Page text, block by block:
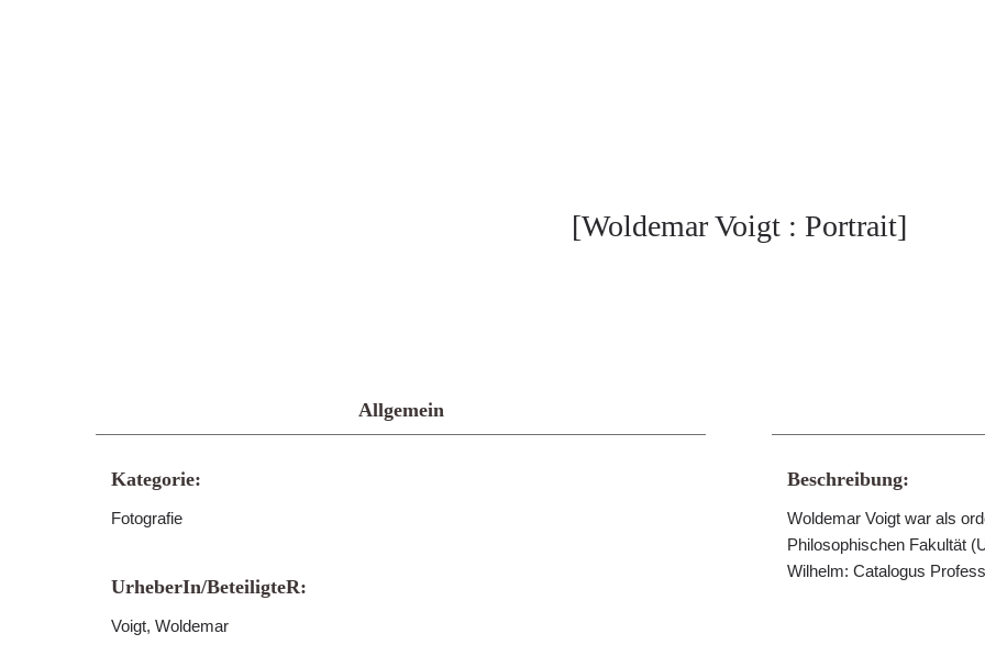
[Woldemar Voigt : Portrait]
Allgemein
Kategorie:
Fotografie
UrheberIn/BeteiligteR:
Voigt, Woldemar
Beschreibung:
Woldemar Voigt war als
Philosophischen Fakultät
Wilhelm: Catalogus